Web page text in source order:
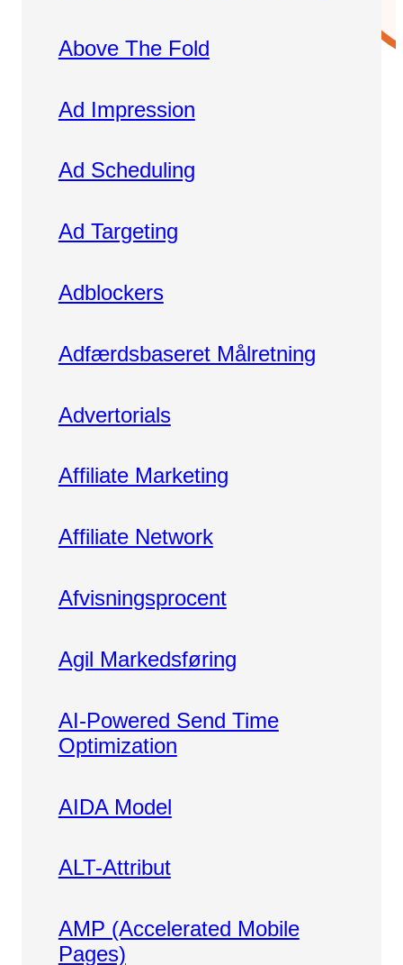
PAID SEARCH
Display annoncering
Bing Ads
Kampagnemails
E-mail automation
TRACKING
Above The Fold
Ad Impression
Ad Scheduling
Ad Targeting
Adblockers
Adfærdsbaseret Målretning
Advertorials
Affiliate Marketing
Affiliate Network
Afvisningsprocent
Agil Markedsføring
AI-Powered Send Time
Optimization
AIDA Model
ALT-Attribut
AMP (Accelerated Mobile
Pages)